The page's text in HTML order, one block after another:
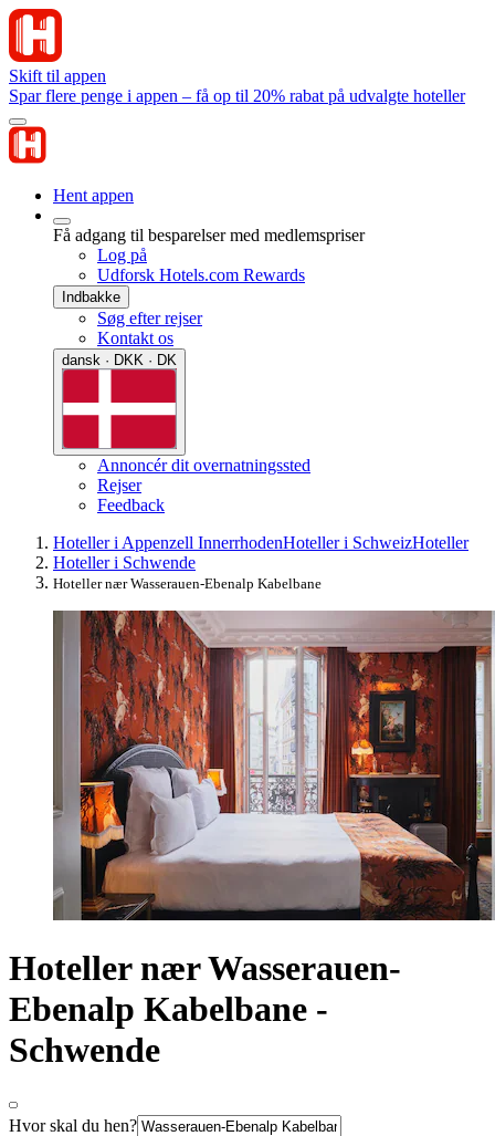
Skift til appen
Spar flere penge i appen – få op til 20% rabat på udvalgte hoteller
Hent appen
Få adgang til besparelser med medlemspriser
Log på
Udforsk Hotels.com Rewards
Indbakke
Søg efter rejser
Kontakt os
dansk · DKK · DK
Annoncér dit overnatningssted
Rejser
Feedback
Hoteller i Appenzell InnerrhodenHoteller i SchweizHoteller
Hoteller i Schwende
Hoteller nær Wasserauen-Ebenalp Kabelbane
Hoteller nær Wasserauen-
Ebenalp Kabelbane -
Schwende
Hvor skal du hen?